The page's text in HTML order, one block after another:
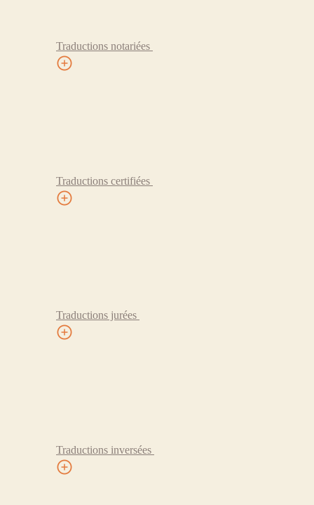
Traductions notariées
Traductions certifiées
Traductions jurées
Traductions inversées